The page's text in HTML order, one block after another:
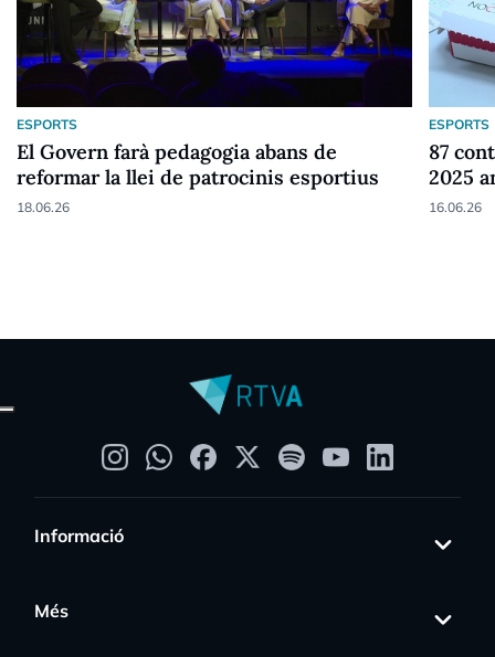
ESPORTS
El Govern farà pedagogia abans de
reformar la llei de patrocinis esportius
18.06.26
ESPORTS
87
2025
16.06.26
Informació
Més